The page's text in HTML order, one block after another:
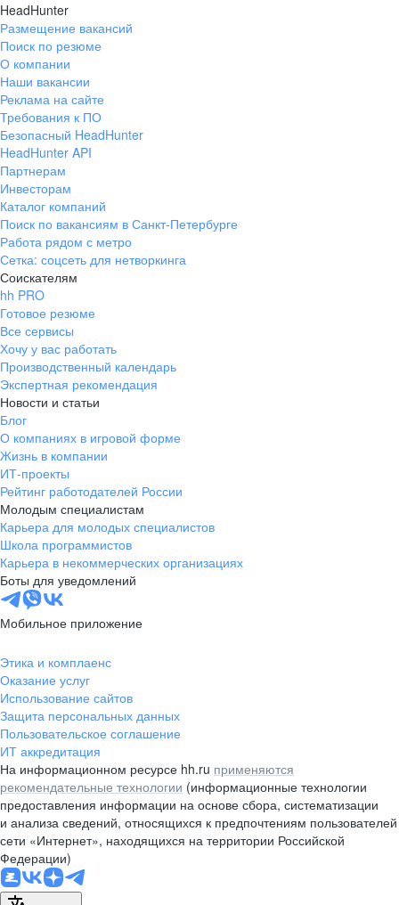
HeadHunter
Размещение вакансий
Поиск по резюме
О компании
Наши вакансии
Реклама на сайте
Требования к ПО
Безопасный HeadHunter
HeadHunter API
Партнерам
Инвесторам
Каталог компаний
Поиск по вакансиям в Санкт-Петербурге
Работа рядом с метро
Сетка: соцсеть для нетворкинга
Соискателям
hh PRO
Готовое резюме
Все сервисы
Хочу у вас работать
Производственный календарь
Экспертная рекомендация
Новости и статьи
Блог
О компаниях в игровой форме
Жизнь в компании
ИТ-проекты
Рейтинг работодателей России
Молодым специалистам
Карьера для молодых специалистов
Школа программистов
Карьера в некоммерческих организациях
Боты для уведомлений
Мобильное приложение
Этика и комплаенс
Оказание услуг
Использование сайтов
Защита персональных данных
Пользовательское соглашение
ИТ аккредитация
На информационном ресурсе hh.ru применяются
рекомендательные технологии (информационные технологии
предоставления информации на основе сбора, систематизации
и анализа сведений, относящихся к предпочтениям пользователей
сети «Интернет», находящихся на территории Российской
Федерации)